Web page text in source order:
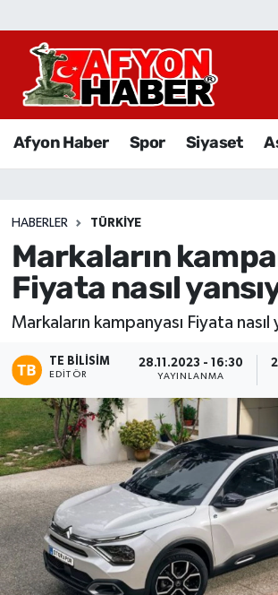
Afyon Haber Spor Siyaset
HABERLER TÜRKIYE
Markaların
Fiyata nasıl
Markaların kampanyası Fiyata nasıl
TE BILISIM
EDITÖR
28.11.2023 - 16:30
YAYINLANMA
Afyon Haber
Sağlık
Eğitim
Magazin
Etkinlikler